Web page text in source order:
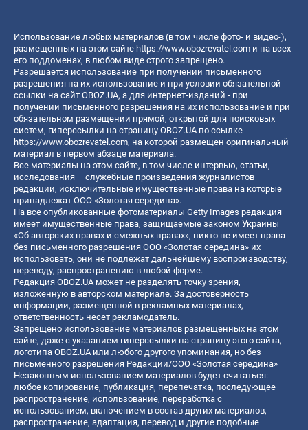
Использование любых материалов (в том числе фото- и видео-),
размещенных на этом сайте https://www.obozrevatel.com и на всех
его поддоменах, в любом виде строго запрещено.
Разрешается использование при получении письменного
разрешения на их использование и при условии обязательной
ссылки на сайт OBOZ.UA, а для интернет-изданий - при
получении письменного разрешения на их использование и при
обязательном размещении прямой, открытой для поисковых
систем, гиперссылки на страницу OBOZ.UA по ссылке
https://www.obozrevatel.com, на которой размещен оригинальный
материал в первом абзаце материала.
Все материалы на этом сайте, в том числе интервью, статьи,
исследования – служебные произведения журналистов
редакции, исключительные имущественные права на которые
принадлежат ООО «Золотая середина».
На все опубликованные фотоматериалы Getty Images редакция
имеет имущественные права, защищаемые законом Украины
«Об авторских правах и смежных правах», никто не имеет права
без письменного разрешения ООО «Золотая середина» их
использовать, они не подлежат дальнейшему воспроизводству,
переводу, распространению в любой форме.
Редакция OBOZ.UA может не разделять точку зрения,
изложенную в авторском материале. За достоверность
информации, размещенной в рекламных материалах,
ответственность несет рекламодатель.
Запрещено использование материалов размещенных на этом
сайте, даже с указанием гиперссылки на страницу этого сайта,
логотипа OBOZ.UA или любого другого упоминания, но без
письменного разрешения Редакции/ООО «Золотая середина»
Незаконным использованием материалов будет считаться:
любое копирование, публикация, перепечатка, последующее
распространение, использование, переработка с
использованием, включением в состав других материалов,
распространение, адаптация, перевод и другие подобные